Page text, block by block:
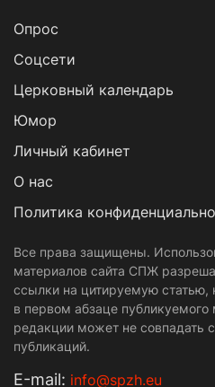
Опрос
Cоцсети
Церковный календарь
Юмор
Личный кабинет
О нас
Политика
Все права защищены.
материалов сайта СПЖ
ссылки на цитируемую статью,
в первом абзаце
редакции может не совпадать
публикаций.
Е-mail: info@spzh.eu